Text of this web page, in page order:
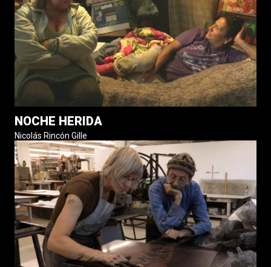
NOCHE HERIDA
Nicolás Rincón Gille